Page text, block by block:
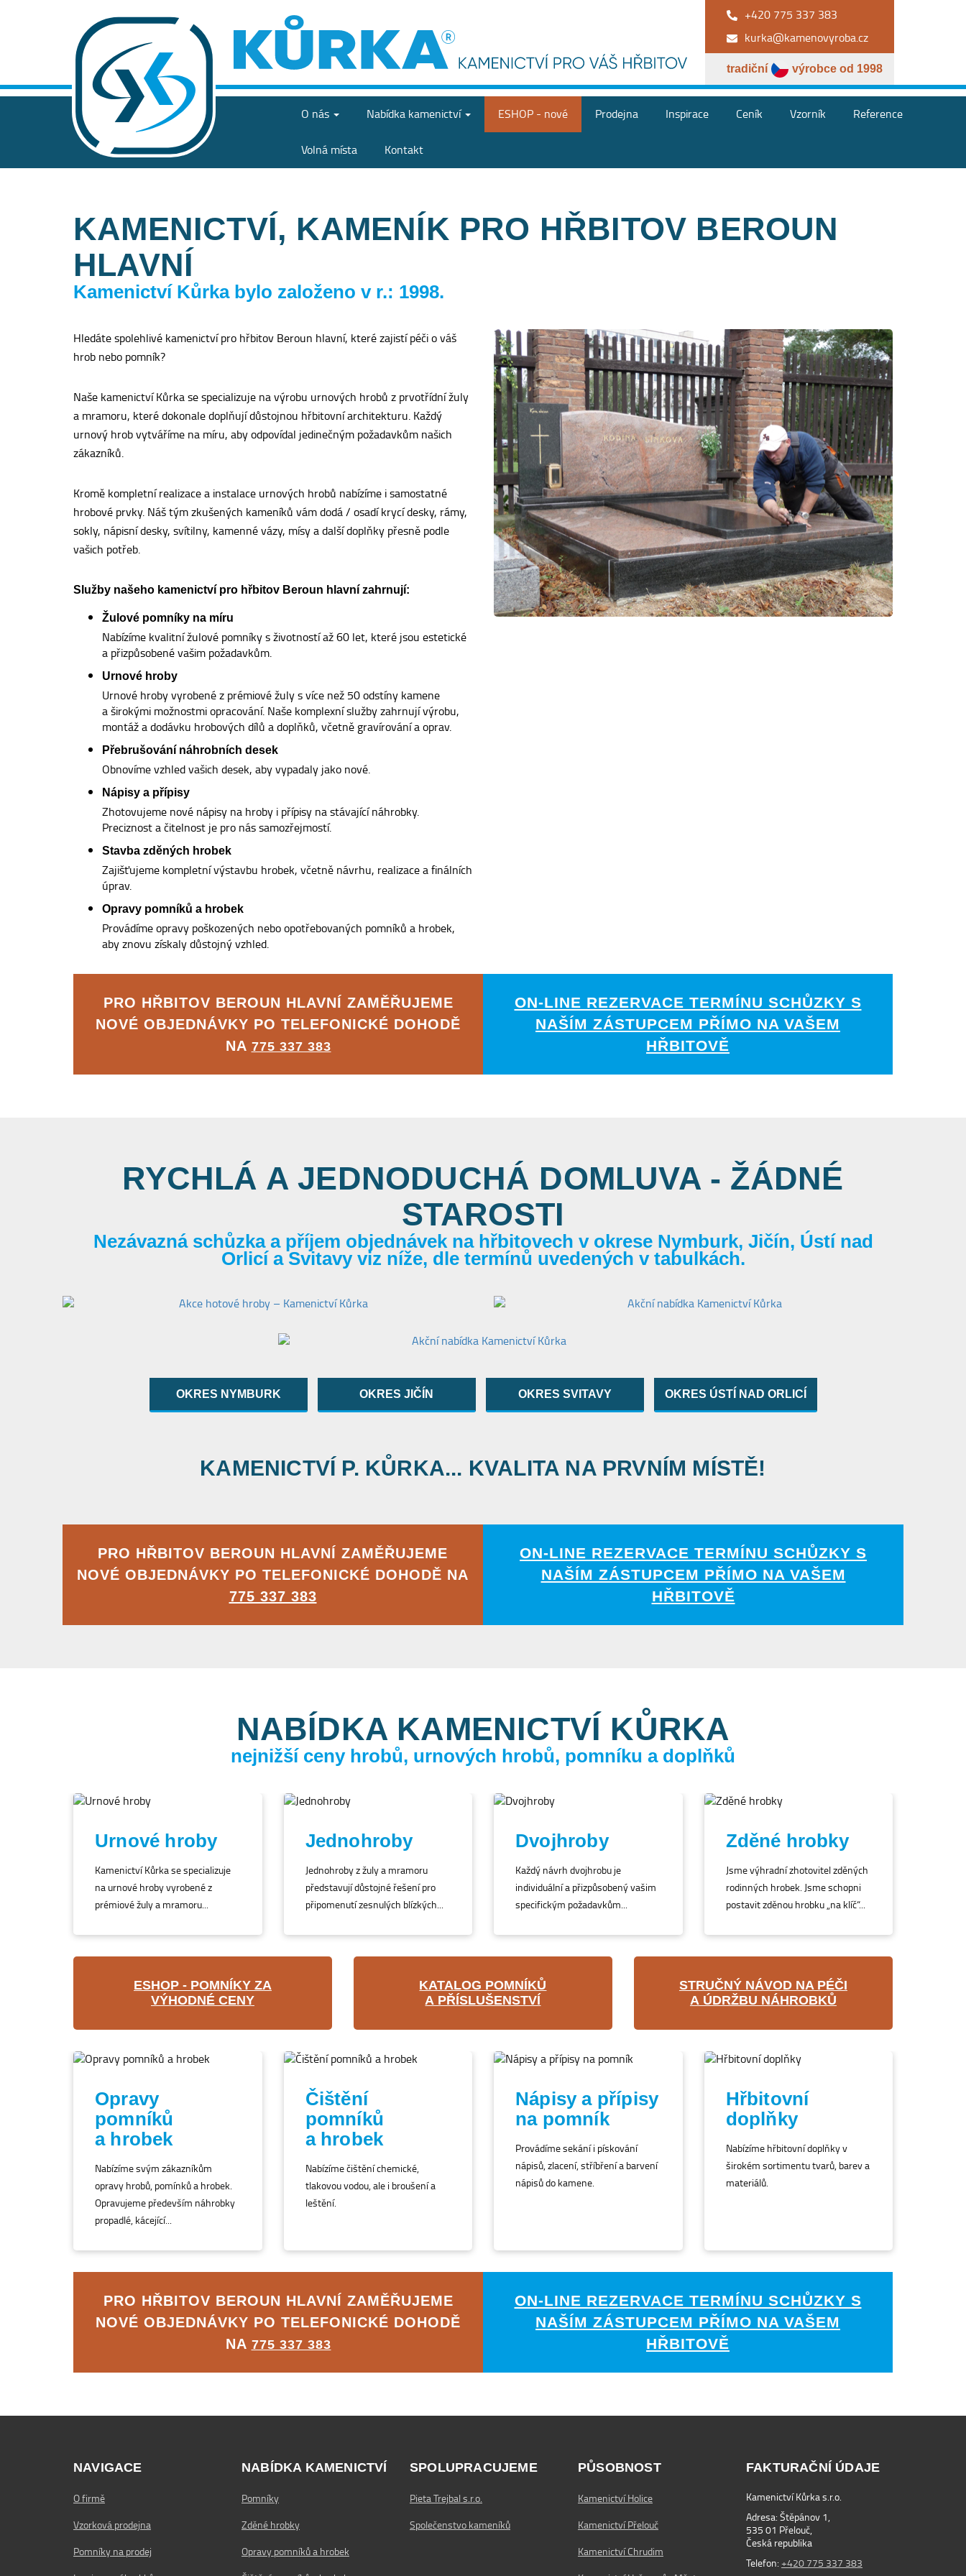
+420 775 337 383
kurka@kamenovyroba.cz
tradiční výrobce od 1998
O nás Nabídkakamenictví ESHOP - nové Prodejna Inspirace Ceník Vzorník
Reference
Volná místa
Kontakt
KAMENICTVÍ, KAMENÍK PRO HŘBITOV BEROUN
HLAVNÍ
Kamenictví Kůrka bylo založeno v r.: 1998.
Hledáte spolehlivé kamenictví pro hřbitov Beroun hlavní, které zajistí péči o váš
hrob nebo pomník?
Naše kamenictví Kůrka se specializuje na výrobu urnových hrobů z prvotřídní žuly
a mramoru, které dokonale doplňují důstojnou hřbitovní architekturu. Každý
urnový hrob vytváříme na míru, aby odpovídal jedinečným požadavkům našich
zákazníků.
Kromě kompletní realizace a instalace urnových hrobů nabízíme i samostatné
hrobové prvky. Náš tým zkušených kameníků vám dodá / osadí krycí desky, rámy,
sokly, nápisní desky, svítilny, kamenné vázy, mísy a další doplňky přesně podle
vašich potřeb.
Služby našeho kamenictví pro hřbitov Beroun hlavní zahrnují:
Žulové pomníky na míru
Nabízíme kvalitní žulové pomníky s životností až 60 let, které jsou estetické
a přizpůsobené vašim požadavkům.
Urnové hroby
Urnové hroby vyrobené z prémiové žuly s více než 50 odstíny kamene
a širokými možnostmi opracování. Naše komplexní služby zahrnují výrobu,
montáž a dodávku hrobových dílů a doplňků, včetně gravírování a oprav.
Přebrušování náhrobních desek
Obnovíme vzhled vašich desek, aby vypadaly jako nové.
Nápisy a přípisy
Zhotovujeme nové nápisy na hroby i přípisy na stávající náhrobky.
Preciznost a čitelnost je pro nás samozřejmostí.
Stavba zděných hrobek
Zajišťujeme kompletní výstavbu hrobek, včetně návrhu, realizace a finálních
úprav.
Opravy pomníků a hrobek
Provádíme opravy poškozených nebo opotřebovaných pomníků a hrobek,
aby znovu získaly důstojný vzhled.
PRO HŘBITOV BEROUN HLAVNÍ ZAMĚŘUJEME
NOVÉ OBJEDNÁVKY PO TELEFONICKÉ DOHODĚ
NA 775 337 383
ON-LINE REZERVACE TERMÍNU SCHŮZKY S
NAŠÍM ZÁSTUPCEM PŘÍMO NA VAŠEM
HŘBITOVĚ
RYCHLÁ A JEDNODUCHÁ DOMLUVA - ŽÁDNÉ
STAROSTI
Nezávazná schůzka a příjem objednávek na hřbitovech v okrese Nymburk, Jičín, Ústí nad
Orlicí a Svitavy viz níže, dle termínů uvedených v tabulkách.
OKRES NYMBURK OKRES JIČÍN OKRES SVITAVY OKRES ÚSTÍ NAD ORLICÍ
KAMENICTVÍ P. KŮRKA... KVALITA NA PRVNÍM MÍSTĚ!
PRO HŘBITOV BEROUN HLAVNÍ ZAMĚŘUJEME
NOVÉ OBJEDNÁVKY PO TELEFONICKÉ DOHODĚ NA
775 337 383
ON-LINE REZERVACE TERMÍNU SCHŮZKY S
NAŠÍM ZÁSTUPCEM PŘÍMO NA VAŠEM
HŘBITOVĚ
NABÍDKA KAMENICTVÍ KŮRKA
nejnižší ceny hrobů, urnových hrobů, pomníku a doplňků
Urnové hroby
Kamenictví Kůrka se specializuje
na urnové hroby vyrobené z
prémiové žuly a mramoru...
Jednohroby
Jednohroby z žuly a mramoru
představují důstojné řešení pro
připomenutí zesnulých blízkých...
Dvojhroby
Každý návrh dvojhrobu je
individuální a přizpůsobený vašim
specifickým požadavkům...
Zděné hrobky
Jsme výhradní zhotovitel zděných
rodinných hrobek. Jsme schopni
postavit zděnou hrobku „na klíč“...
ESHOP - POMNÍKY ZA
VÝHODNÉ CENY
KATALOG POMNÍKŮ
A PŘÍSLUŠENSTVÍ
STRUČNÝ NÁVOD NA PÉČI
A ÚDRŽBU NÁHROBKŮ
Opravy
pomníků
a hrobek
Nabízíme svým zákazníkům
opravy hrobů, pomínků a hrobek.
Opravujeme především náhrobky
propadlé, kácející...
Čištění
pomníků
a hrobek
Nabízíme čištění chemické,
tlakovou vodou, ale i broušení a
leštění.
Nápisy a přípisy
na pomník
Provádíme sekání i pískování
nápisů, zlacení, stříbření a barvení
nápisů do kamene.
Hřbitovní
doplňky
Nabízíme hřbitovní doplňky v
širokém sortimentu tvarů, barev a
materiálů.
PRO HŘBITOV BEROUN HLAVNÍ ZAMĚŘUJEME
NOVÉ OBJEDNÁVKY PO TELEFONICKÉ DOHODĚ
NA 775 337 383
ON-LINE REZERVACE TERMÍNU SCHŮZKY S
NAŠÍM ZÁSTUPCEM PŘÍMO NA VAŠEM
HŘBITOVĚ
NAVIGACE
O firmě
Vzorková prodejna
Pomníky na prodej
NABÍDKA KAMENICTVÍ
Pomníky
Zděné hrobky
Opravy pomníků a hrobek
SPOLUPRACUJEME
Pieta Trejbal s.r.o.
Společenstvo kameníků
PŮSOBNOST
Kamenictví Holice
Kamenictví Přelouč
Kamenictví Chrudim
FAKTURAČNÍ ÚDAJE
Kamenictví Kůrka s.r.o.
Adresa: Štěpánov 1,
535 01 Přelouč,
Česká republika
Telefon:+420 775 337 383